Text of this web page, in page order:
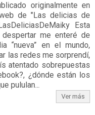
originalmente en
de "Las delicias de
Esta
despertar me enteré de
“nueva” en el mundo,
las redes me sorprendí,
atentado sobrepuestas
¿dónde están los
pululan...
Ver más